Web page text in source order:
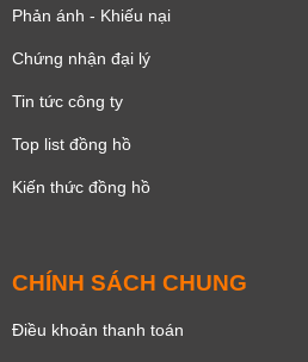
Phản ánh - Khiếu nại
Chứng nhận đại lý
Tin tức công ty
Top list đồng hồ
Kiến thức đồng hồ
CHÍNH SÁCH CHUNG
Điều khoản thanh toán